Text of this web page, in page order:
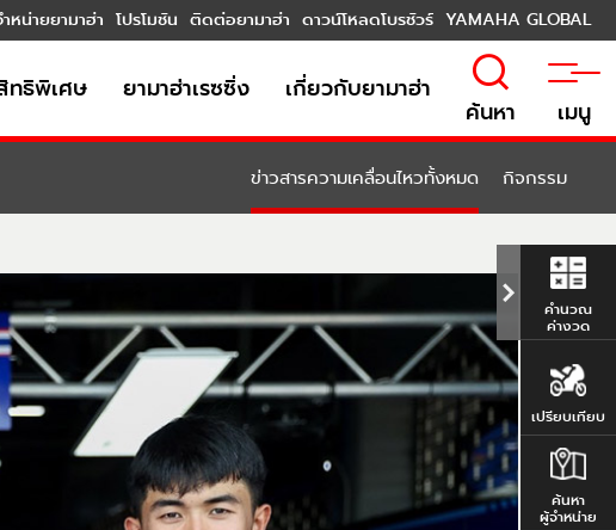
หน่ายยามาฮ่า โปรโมชัน ติดต่อยามาฮ่า ดาวน์โหลดโบรชัวร์ YAMAHA GLOBAL
ทธิพิเศษ ยามาฮ่าเรซซิ่ง เกี่ยวกับยามาฮ่า
ค้นหา เมนู
ข่าวสารความเคลื่อนไหวทั้งหมด กิจกรรม
คำนวณ
ค่างวด
เปรียบเทียบ
ค้นหา
ผู้จำหน่าย